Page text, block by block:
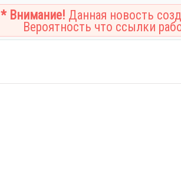
* Внимание! Данная новость
Вероятность что ссылки